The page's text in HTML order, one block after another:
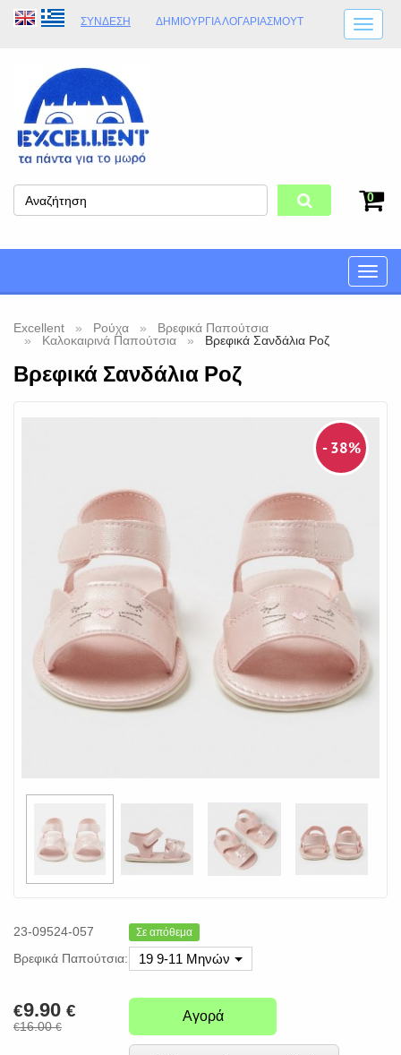
ΣΎΝΔΕΣΗ ΔΗΜΙΟΥΡΓΊΑ ΛΟΓΑΡΙΑΣΜΟΎT
ΩΡΆΡΙΟ ΚΑΤΑΣΤΉΜΑΤΟΣ
ΦΥΣΙΚΌ ΚΑΤΆΣΤΗΜΑ
0
Toggle
Excellent Ρούχα
Βρεφικά Παπούτσια
Καλοκαιρινά Παπούτσια
Βρεφικά Σανδάλια Ροζ
Βρεφικά Σανδάλια Ροζ
- 38%
23-09524-057 Σε απόθεμα
Βρεφικά Παπούτσια: 19 9-11 Μηνών
€9.90 €
€16.00€
Αγορά